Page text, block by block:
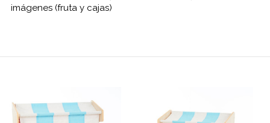
imágenes (fruta y cajas)